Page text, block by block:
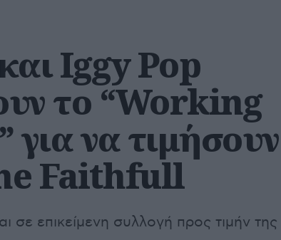
Iggy Pop
το “Working
για να τιμήσουν
Faithfull
σε επικείμενη συλλογή προς τιμήν της